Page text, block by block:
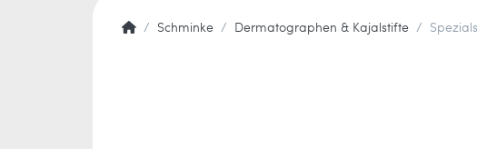
Schminke Dermatographen & Kajalstifte